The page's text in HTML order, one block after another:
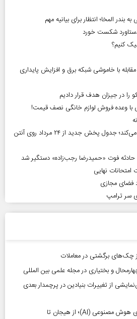
المخا؛ انتظار برای بیانیه مهم
شکست خورد
کنیم؟
با خاموشی شبکه برق و افزایش پایداری
را در جیزان هدف قرار دادیم
رادیو فرهنگ پوست‌اندازی می‌کند؛ جدول پخش جدید از ۲۴ مرداد روی آنتن
فوت «حمیدرضا رجب‌زاده» دستگیر شد
فضای مجازی
چک‌های برگشتی در معاملات
و بختیاری در مجله علمی بین المللی
پیش‌نمایشی از تغییرات بنیادین در پرچمدار بعدی
رشد خیره‌کننده بازار توکن‌های هوش مصنوعی (AI)؛ از هیجان تا